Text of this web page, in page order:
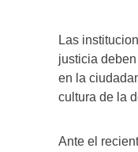
Las
justicia
en la
cultura de la
Ante el